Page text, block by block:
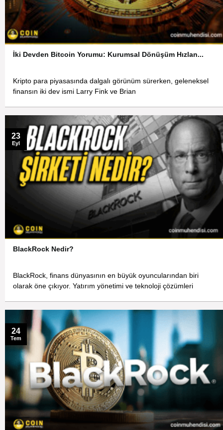
İki Devden Bitcoin Yorumu: Kurumsal Dönüşüm Hızlan...
Kripto para piyasasında dalgalı görünüm sürerken, geleneksel
finansın iki dev ismi Larry Fink ve Brian
BlackRock Nedir?
BlackRock, finans dünyasının en büyük oyuncularından biri
olarak öne çıkıyor. Yatırım yönetimi ve teknoloji çözümleri
23
Eyl
24
Tem